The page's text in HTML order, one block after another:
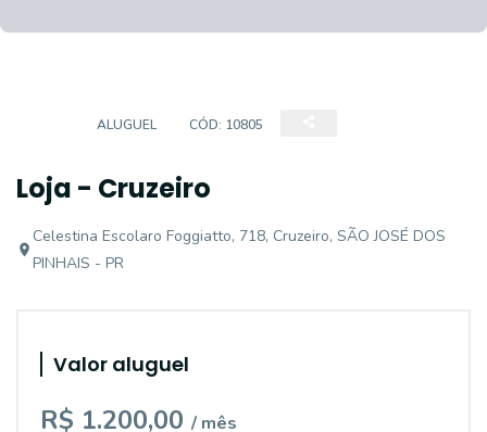
ALUGUEL CÓD: 10805
Loja - Cruzeiro
Celestina Escolaro Foggiatto, 718, Cruzeiro, SÃO JOSÉ DOS
PINHAIS - PR
Valor aluguel
R$ 1.200,00 / mês